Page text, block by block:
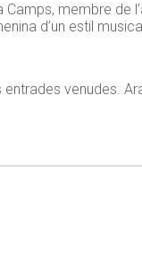
membre de
d’un estil
venudes.